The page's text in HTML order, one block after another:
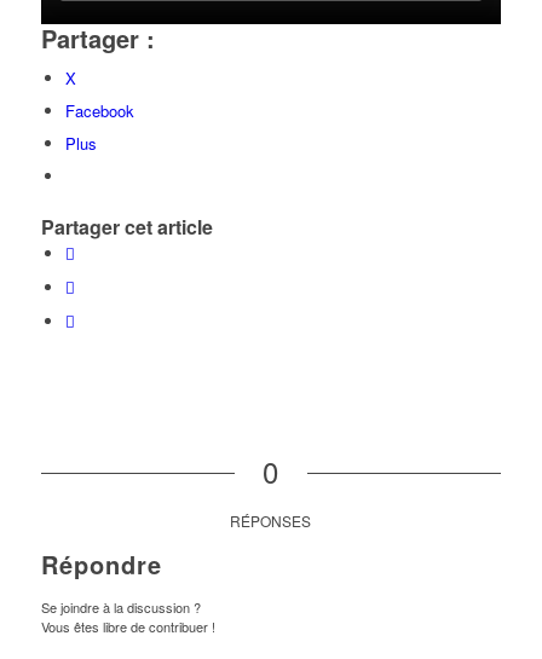
Partager :
X
Facebook
Plus
Partager cet article
0
RÉPONSES
Répondre
Se joindre à la discussion ?
Vous êtes libre de contribuer !